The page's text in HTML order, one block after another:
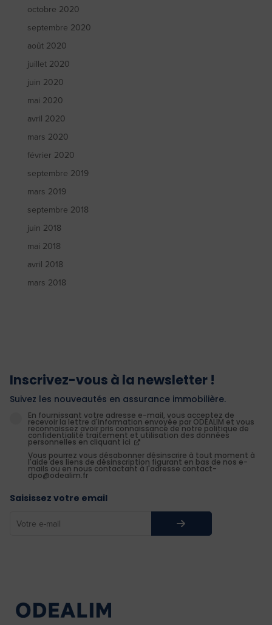
octobre 2020
septembre 2020
août 2020
juillet 2020
juin 2020
mai 2020
avril 2020
mars 2020
février 2020
septembre 2019
mars 2019
septembre 2018
juin 2018
mai 2018
avril 2018
mars 2018
Inscrivez-vous à la newsletter !
Suivez les nouveautés en assurance immobilière.
En fournissant votre adresse e-mail, vous acceptez de
recevoir la lettre d'information envoyée par ODEALIM et vous
reconnaissez avoir pris connaissance de notre politique de
confidentialité traitement et utilisation des données
personnelles en cliquant ici
Vous pourrez vous désabonner désinscrire à tout moment à
l'aide des liens de désinscription figurant en bas de nos e-
mails ou en nous contactant à l'adresse contact-
dpo@odealim.fr
Saisissez votre email